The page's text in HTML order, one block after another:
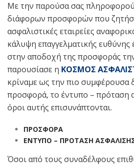
Με την παρούσα σας
διάφορων προσφορών που
ασφαλιστικές εταιρείες
κάλυψη επαγγελματικής
στην αποδοχή της προσφοράς
παρουσίασε η ΚΟΣΜΟΣ
κρίναμε ως την πιο συμφέρουσα
προσφορά, το έντυπο – πρόταση
όροι αυτής επισυνάπτονται.
ΠΡΟΣΦΟΡΑ
ΕΝΤΥΠΟ – ΠΡΟΤΑΣΗ
Όσοι από τους συναδέλφους